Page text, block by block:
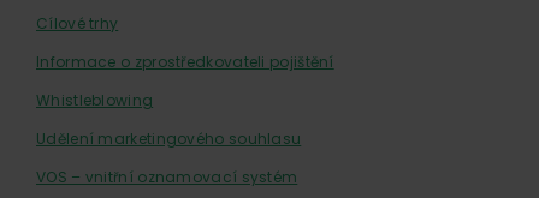
Cílové trhy
Informace o zprostředkovateli pojištění
Whistleblowing
Udělení marketingového souhlasu
VOS – vnitřní oznamovací systém